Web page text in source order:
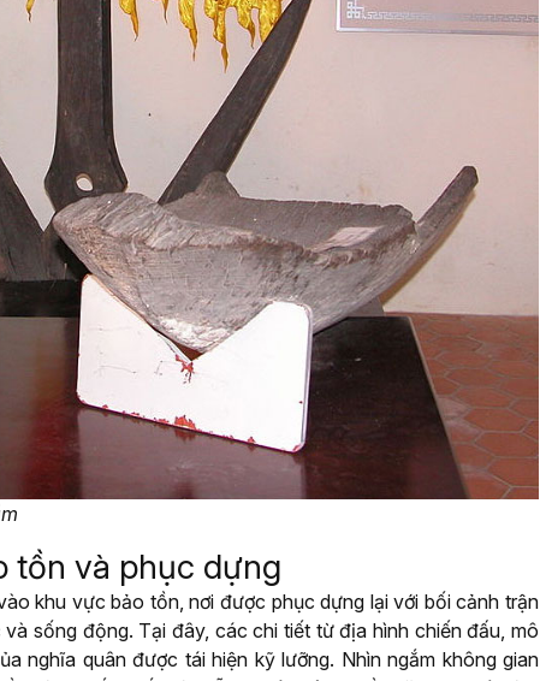
tồn và phục dựng
khu vực bảo tồn, nơi được phục dựng lại với bối cảnh trận
sống động. Tại đây, các chi tiết từ địa hình chiến đấu, mô
nghĩa quân được tái hiện kỹ lưỡng. Nhìn ngắm không gian